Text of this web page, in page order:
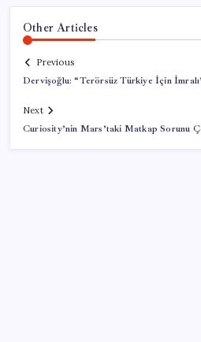
Other Articles
Previous
Dervişoğlu: “Terörsüz Türkiye İçin
Next
Curiosity’nin Mars’taki Matkap Sorunu